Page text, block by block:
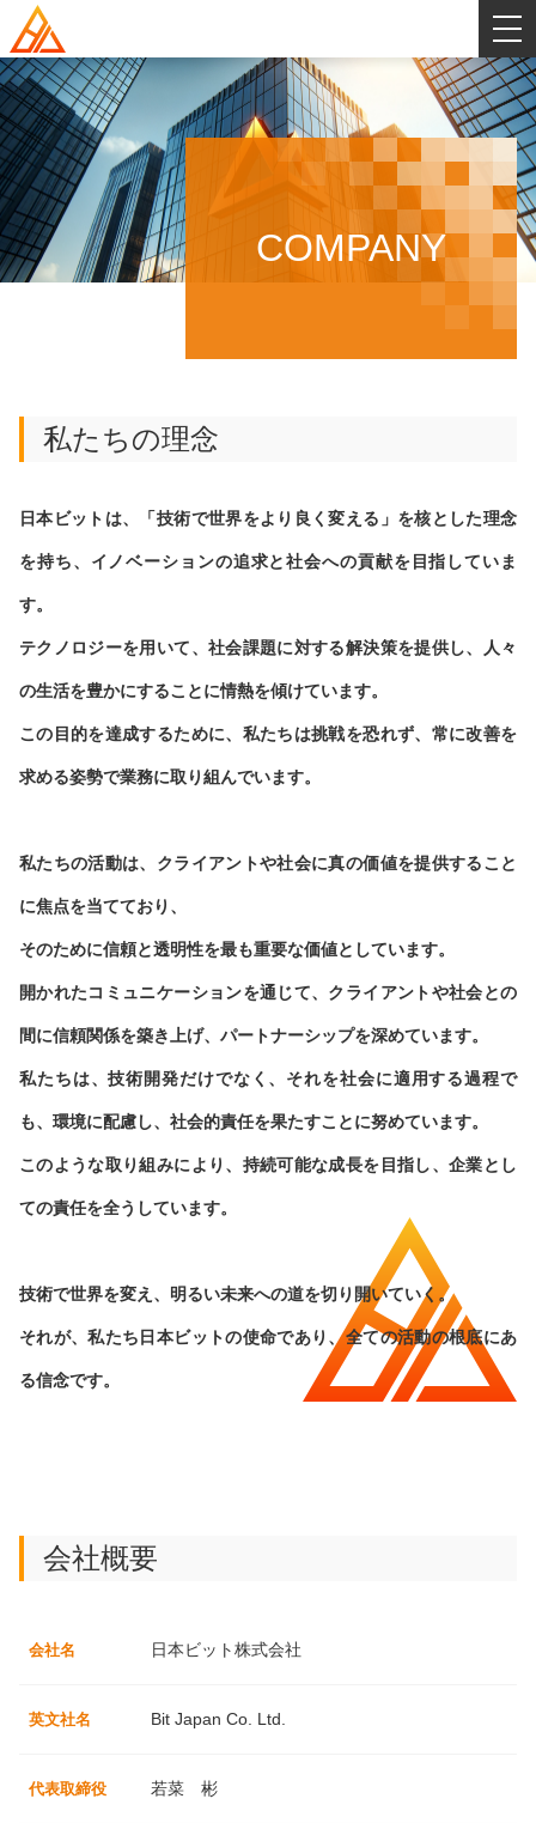
HOME
SERVICE
COMPANY
システムエンジニア
アーキテクト
採用エントリー受付
[中文]小春招聘链接
SDG s
POLICY
COMPANY
私たちの理念
日本ビットは、「技術で世界をより良く変える」を核とした理念
を持ち、イノベーションの追求と社会への貢献を目指していま
す。
テクノロジーを用いて、社会課題に対する解決策を提供し、人々
の生活を豊かにすることに情熱を傾けています。
この目的を達成するために、私たちは挑戦を恐れず、常に改善を
求める姿勢で業務に取り組んでいます。
私たちの活動は、クライアントや社会に真の価値を提供すること
に焦点を当てており、
そのために信頼と透明性を最も重要な価値としています。
開かれたコミュニケーションを通じて、クライアントや社会との
間に信頼関係を築き上げ、パートナーシップを深めています。
私たちは、技術開発だけでなく、それを社会に適用する過程で
も、環境に配慮し、社会的責任を果たすことに努めています。
このような取り組みにより、持続可能な成長を目指し、企業とし
ての責任を全うしています。
技術で世界を変え、明るい未来への道を切り開いていく。
それが、私たち日本ビットの使命であり、全ての活動の根底にあ
る信念です。
会社概要
会社名 日本ビット株式会社
英文社名 Bit Japan Co. Ltd.
代表取締役 若菜 彬